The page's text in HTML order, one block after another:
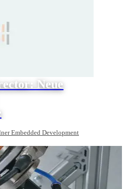
Neue
Embedded Development